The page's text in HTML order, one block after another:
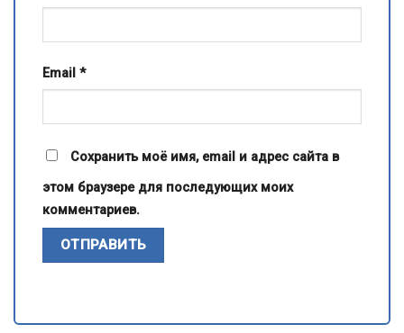
Email *
Сохранить моё имя, email и адрес сайта в
этом браузере для последующих моих
комментариев.